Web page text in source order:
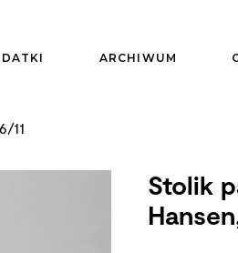
ARCHIWUM
11
Stolik